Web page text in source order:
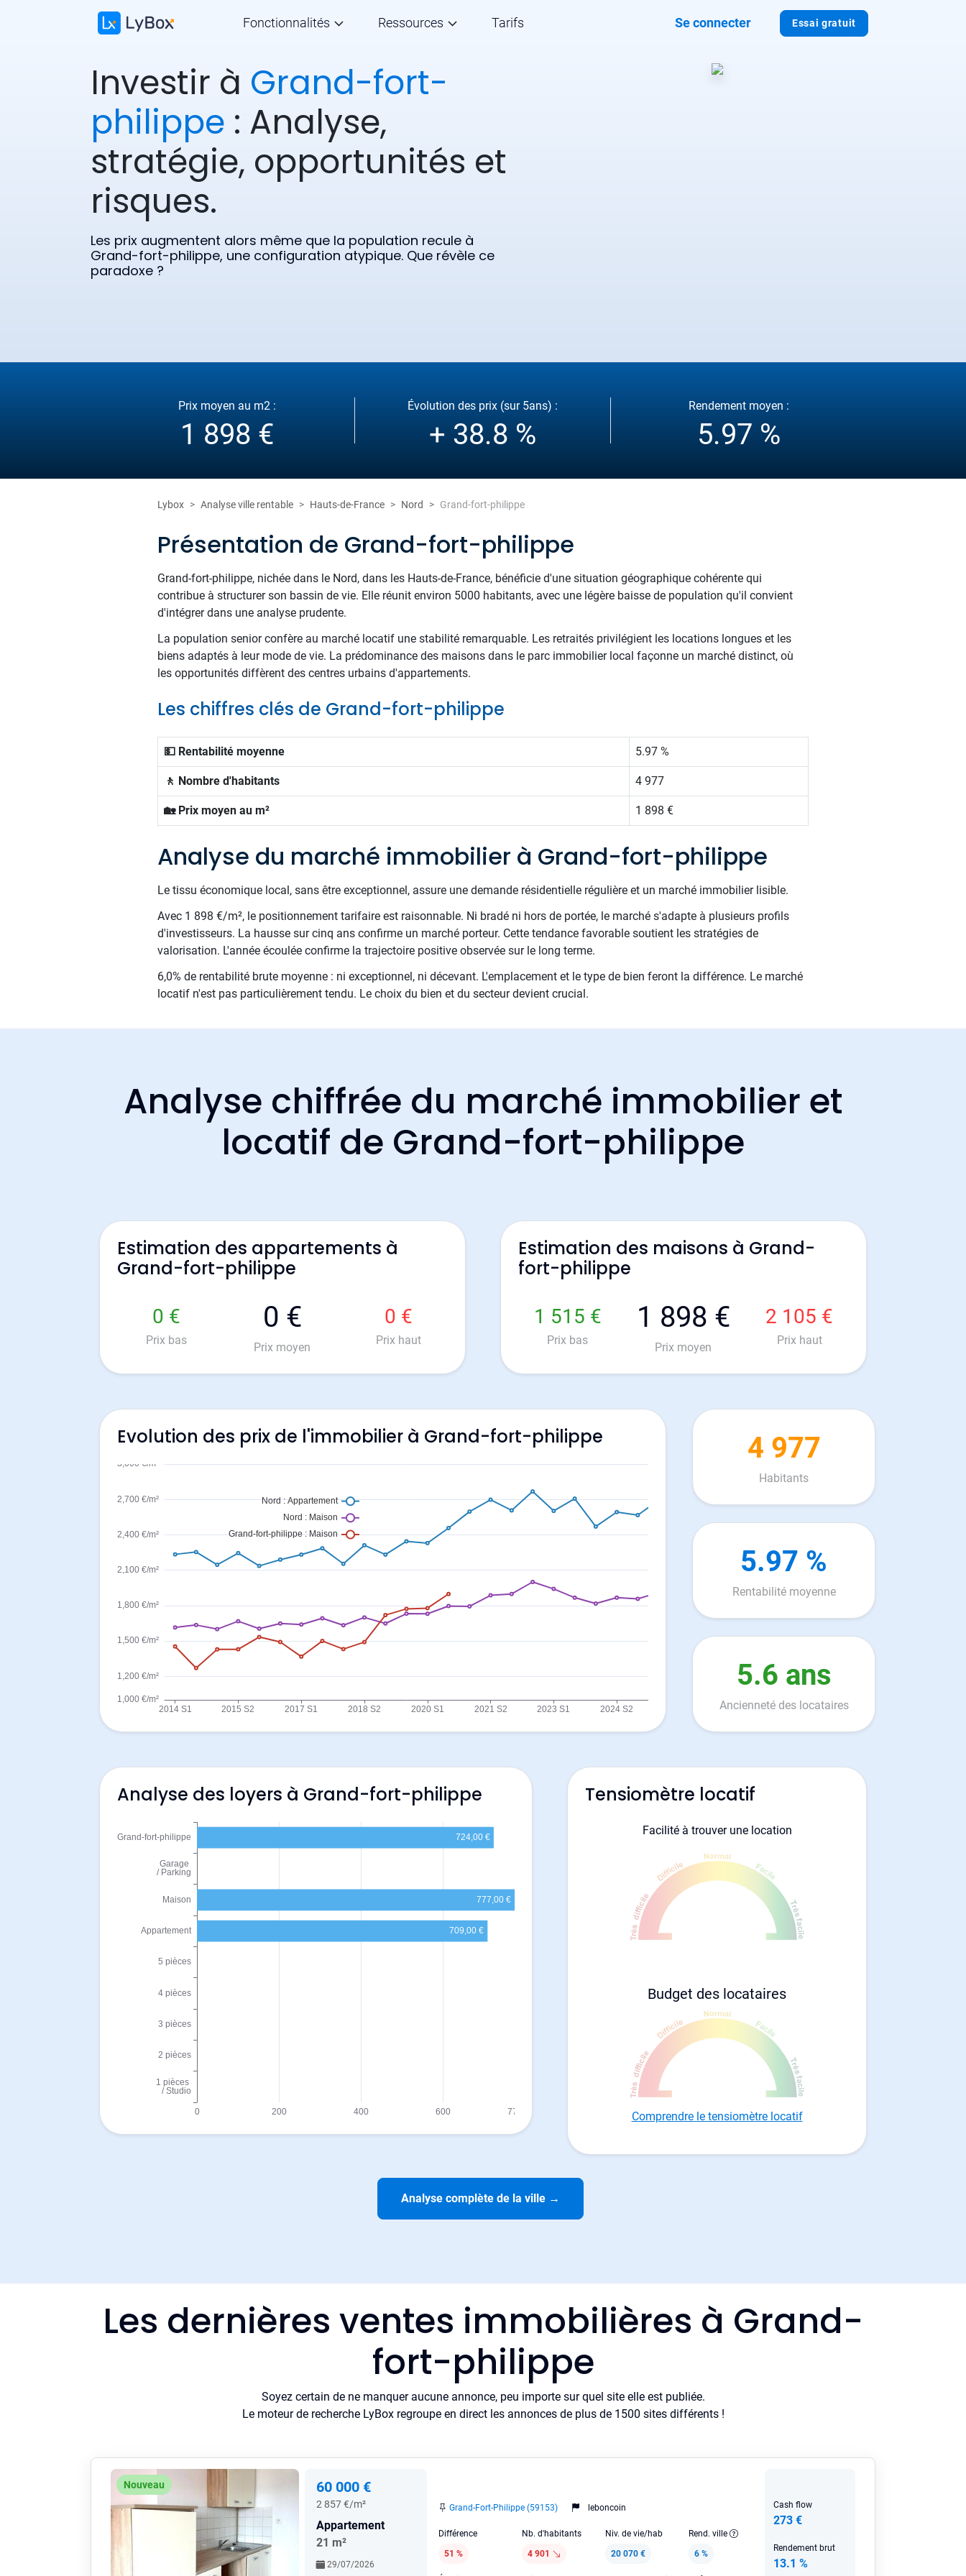
Essai gratuit
Fonctionnalités Ressources Tarifs Se connecter
Investir à Grand-fort-
philippe : Analyse,
stratégie, opportunités et
risques.
Les prix augmentent alors même que la population recule à
Grand-fort-philippe, une configuration atypique. Que révèle ce
paradoxe ?
Prix moyen au m2 :
1 898 €
Évolution des prix (sur 5ans) :
+ 38.8 %
Rendement moyen :
5.97 %
Lybox Analyse ville rentable Hauts-de-France Nord Grand-fort-philippe
Présentation de Grand-fort-philippe
Grand-fort-philippe, nichée dans le Nord, dans les Hauts-de-France, bénéficie d'une situation géographique cohérente qui
contribue à structurer son bassin de vie. Elle réunit environ 5000 habitants, avec une légère baisse de population qu'il convient
d'intégrer dans une analyse prudente.
La population senior confère au marché locatif une stabilité remarquable. Les retraités privilégient les locations longues et les
biens adaptés à leur mode de vie. La prédominance des maisons dans le parc immobilier local façonne un marché distinct, où
les opportunités diffèrent des centres urbains d'appartements.
Les chiffres clés de Grand-fort-philippe
💵 Rentabilité moyenne 5.97 %
🚶 Nombre d'habitants 4 977
🏡 Prix moyen au m² 1 898 €
Analyse du marché immobilier à Grand-fort-philippe
Le tissu économique local, sans être exceptionnel, assure une demande résidentielle régulière et un marché immobilier lisible.
Avec 1 898 €/m², le positionnement tarifaire est raisonnable. Ni bradé ni hors de portée, le marché s'adapte à plusieurs profils
d'investisseurs. La hausse sur cinq ans confirme un marché porteur. Cette tendance favorable soutient les stratégies de
valorisation. L'année écoulée confirme la trajectoire positive observée sur le long terme.
6,0% de rentabilité brute moyenne : ni exceptionnel, ni décevant. L'emplacement et le type de bien feront la différence. Le marché
locatif n'est pas particulièrement tendu. Le choix du bien et du secteur devient crucial.
Analyse chiffrée du marché immobilier et
locatif de Grand-fort-philippe
Estimation des appartements à
Grand-fort-philippe
0 €
Prix bas
0 €
Prix moyen
0 €
Prix haut
Estimation des maisons à Grand-
fort-philippe
1 515 €
Prix bas
1 898 €
Prix moyen
2 105 €
Prix haut
Evolution des prix de l'immobilier à Grand-fort-philippe 4 977
Habitants
5.97 %
Rentabilité moyenne
5.6 ans
Ancienneté des locataires
Analyse des loyers à Grand-fort-philippe Tensiomètre locatif
Facilité à trouver une location
Budget des locataires
Comprendre le tensiomètre locatif
Analyse complète de la ville →
Les dernières ventes immobilières à Grand-
fort-philippe
Soyez certain de ne manquer aucune annonce, peu importe sur quel site elle est publiée.
Le moteur de recherche LyBox regroupe en direct les annonces de plus de 1500 sites différents !
Nouveau 60 000 €
2 857 €/m²
Appartement
21 m²
29/07/2026
Grand-Fort-Philippe (59153) leboncoin
Différence
51 %
Nb. d'habitants
4 901
Niv. de vie/hab
20 070 €
Rend. ville
6 %
Cash flow
273 €
Rendement brut
13.1 %